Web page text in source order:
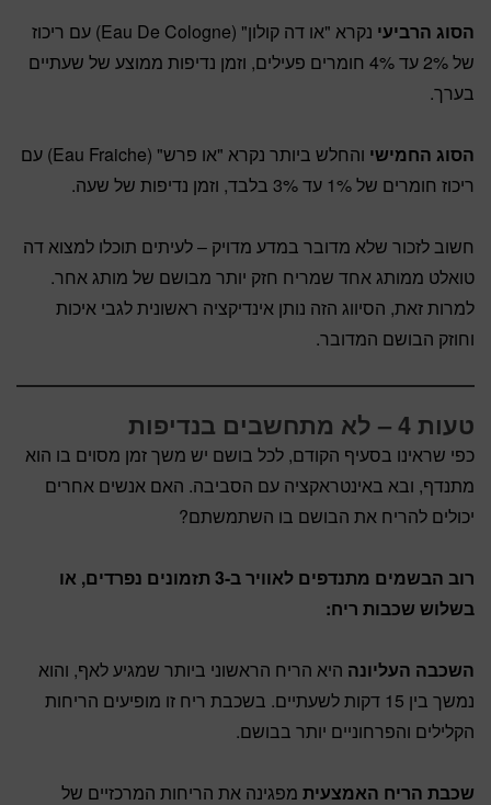
הסוג הרביעי
נקרא "או דה קולון" (Eau De Cologne) עם ריכוז
של 2% עד 4% חומרים פעילים, וזמן נדיפות ממוצע של שעתיים
בערך.
הסוג החמישי
והחלש ביותר נקרא "או פרש" (Eau Fraiche) עם
ריכוז חומרים של 1% עד 3% בלבד, וזמן נדיפות של שעה.
חשוב לזכור שלא מדובר במדע מדויק – לעיתים תוכלו למצוא דה
טואלט ממותג אחד שמריח חזק יותר מבושם של מותג אחר.
למרות זאת, הסיווג הזה נותן אינדיקציה ראשונית לגבי איכות
וחוזק הבושם המדובר.
טעות 4 – לא מתחשבים בנדיפות
כפי שראינו בסעיף הקודם, לכל בושם יש משך זמן מסוים בו הוא
מתנדף, ובא באינטראקציה עם הסביבה. האם אנשים אחרים
יכולים להריח את הבושם בו השתמשתם?
רוב הבשמים מתנדפים לאוויר ב-3 תזמונים נפרדים, או
בשלוש שכבות ריח:
השכבה העליונה היא הריח הראשוני ביותר שמגיע לאף, והוא
נמשך בין 15 דקות לשעתיים. בשכבת ריח זו מופיעים הריחות
הקלילים והפרחוניים יותר בבושם.
שכבת הריח האמצעית מפגינה את הריחות המרכזיים של